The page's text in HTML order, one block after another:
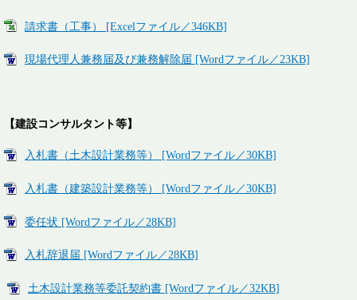
請求書（工事） [Excelファイル／346KB]
現場代理人兼務届及び兼務解除届 [Wordファイル／23KB]
【建設コンサルタント等】
入札書（土木設計業務等） [Wordファイル／30KB]
入札書（建築設計業務等） [Wordファイル／30KB]
委任状 [Wordファイル／28KB]
入札辞退届 [Wordファイル／28KB]
土木設計業務等委託契約書 [Wordファイル／32KB]